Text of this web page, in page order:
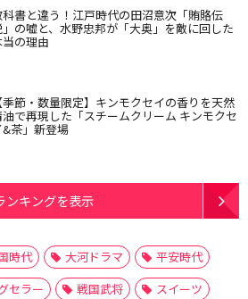
書と違う！江戸時代の田沼意次「賄賂伝
の嘘と、水野忠邦が「大奥」を敵に回した
の理由
季節・数量限定】キンモクセイの香りを天然
で再現した「スチームクリーム キンモクセ
&茶」新登場
ンキングを表示
時代 大河ドラマ
平安時代
セラー 戦国武将
スイーツ